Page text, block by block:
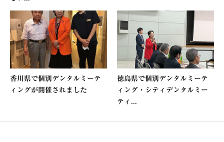
香川県で個別デンタルミーテ
ィングが開催されました
徳島県で個別デンタルミーテ
ィング・シティデンタルミー
ティ...